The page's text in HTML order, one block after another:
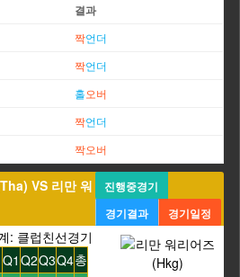
결과
짝언더
짝언더
홀오버
짝언더
짝오버
VS 리만 워
진행중경기
경기결과
경기일정
: 클럽친선경기
Q1 Q2Q3Q4총